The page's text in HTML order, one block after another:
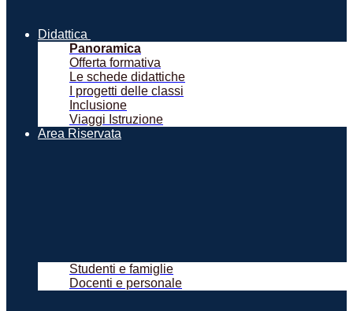
Didattica
Panoramica
Offerta formativa
Le schede didattiche
I progetti delle classi
Inclusione
Viaggi Istruzione
Area Riservata
Studenti e famiglie
Docenti e personale